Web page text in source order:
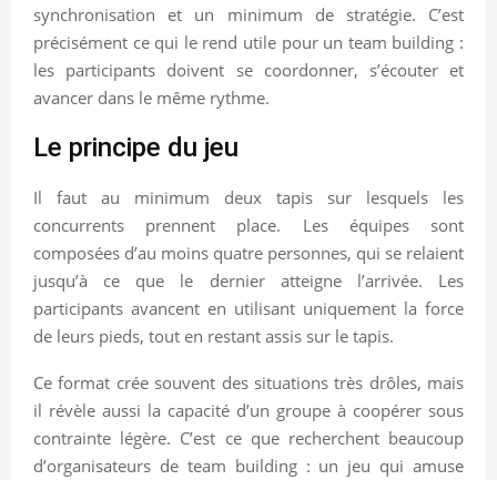
synchronisation et un minimum de stratégie. C’est
précisément ce qui le rend utile pour un team building :
les participants doivent se coordonner, s’écouter et
avancer dans le même rythme.
Le principe du jeu
Il faut au minimum deux tapis sur lesquels les
concurrents prennent place. Les équipes sont
composées d’au moins quatre personnes, qui se relaient
jusqu’à ce que le dernier atteigne l’arrivée. Les
participants avancent en utilisant uniquement la force
de leurs pieds, tout en restant assis sur le tapis.
Ce format crée souvent des situations très drôles, mais
il révèle aussi la capacité d’un groupe à coopérer sous
contrainte légère. C’est ce que recherchent beaucoup
d’organisateurs de team building : un jeu qui amuse